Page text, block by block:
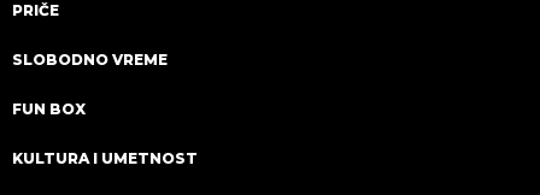
PRIČE
SLOBODNO VREME
FUN BOX
KULTURA I UMETNOST